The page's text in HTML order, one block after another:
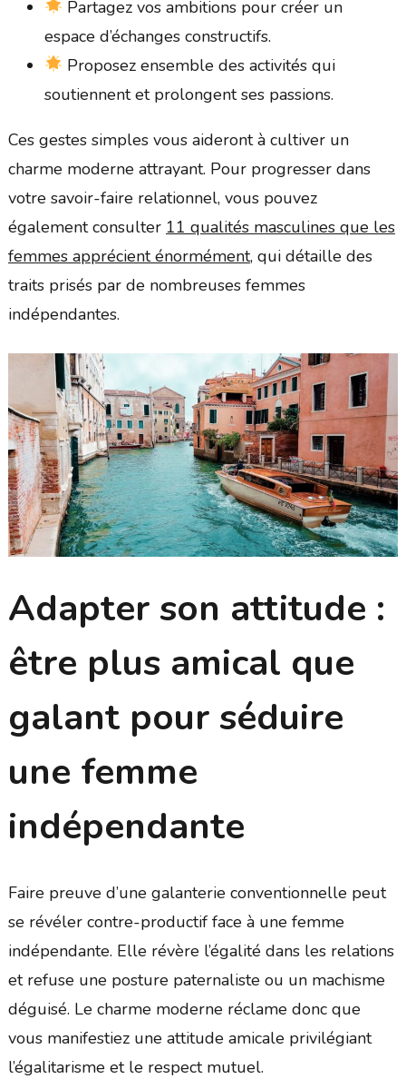
Partagez vos ambitions pour créer un
espace d’échanges constructifs.
Proposez ensemble des activités qui
soutiennent et prolongent ses passions.
Ces gestes simples vous aideront à cultiver un
charme moderne attrayant. Pour progresser dans
votre savoir-faire relationnel, vous pouvez
également consulter 11 qualités masculines que les
femmes apprécient énormément, qui détaille des
traits prisés par de nombreuses femmes
indépendantes.
Adapter son attitude :
être plus amical que
galant pour séduire
une femme
indépendante
Faire preuve d’une galanterie conventionnelle peut
se révéler contre-productif face à une femme
indépendante. Elle révère l’égalité dans les relations
et refuse une posture paternaliste ou un machisme
déguisé. Le charme moderne réclame donc que
vous manifestiez une attitude amicale privilégiant
l’égalitarisme et le respect mutuel.